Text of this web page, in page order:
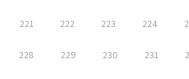
221 222 223 224
228 229 230 231